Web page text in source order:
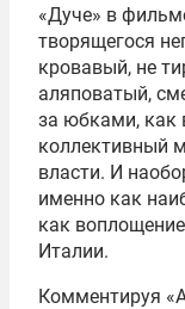
«Дуче» в
творящегося
кровавый, не
аляповатый,
за юбками, как
коллективный
власти. И
именно как
как
Италии.
Комментируя